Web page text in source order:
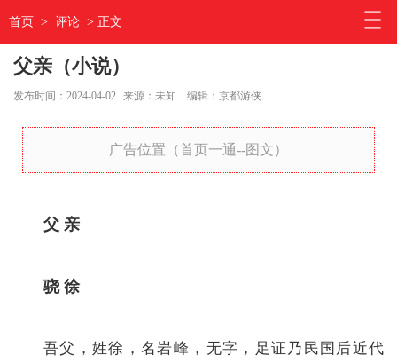
首页 > 评论 > 正文
父亲（小说）
发布时间：2024-04-02 来源：未知 编辑：京都游侠
广告位置（首页一通--图文）
父 亲
骁 徐
吾父，姓徐，名岩峰，无字，足证乃民国后近代